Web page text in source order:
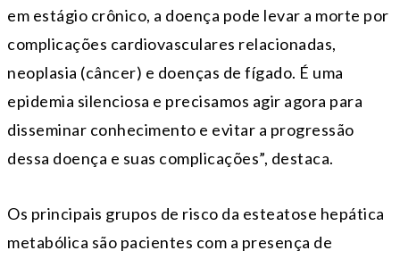
em estágio crônico, a doença pode levar a morte por
complicações cardiovasculares relacionadas,
neoplasia (câncer) e doenças de fígado. É uma
epidemia silenciosa e precisamos agir agora para
disseminar conhecimento e evitar a progressão
dessa doença e suas complicações”, destaca.
Os principais grupos de risco da esteatose hepática
metabólica são pacientes com a presença de